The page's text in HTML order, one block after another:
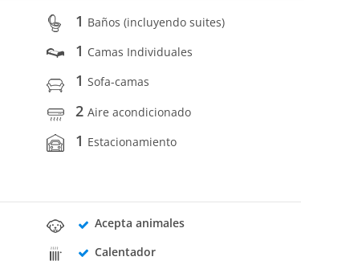
1 Baños (incluyendo suites)
1 Camas Individuales
1Sofa-camas
2Aire acondicionado
1 Estacionamiento
Acepta animales
Calentador